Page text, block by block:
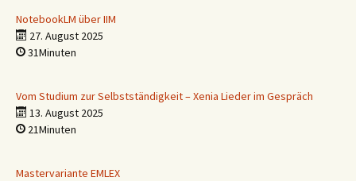
NotebookLM über IIM
27. August 2025
31Minuten
Vom Studium zur Selbstständigkeit – Xenia Lieder im Gespräch
13. August 2025
21Minuten
Mastervariante EMLEX